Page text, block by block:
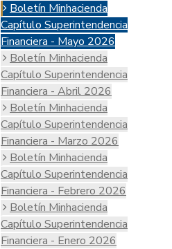
Boletín Minhacienda
Capítulo Superintendencia
Financiera - Mayo 2026
Boletín Minhacienda
Capítulo Superintendencia
Financiera - Abril 2026
Boletín Minhacienda
Capítulo Superintendencia
Financiera - Marzo 2026
Boletín Minhacienda
Capítulo Superintendencia
Financiera - Febrero 2026
Boletín Minhacienda
Capítulo Superintendencia
Financiera - Enero 2026